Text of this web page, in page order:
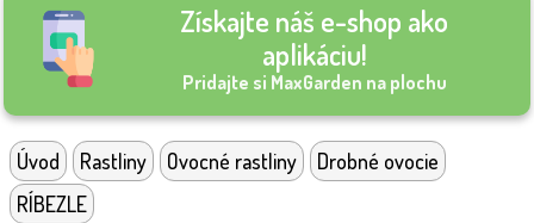
Získajte náš e-shop ako
aplikáciu!
Pridajte si MaxGarden na plochu
Úvod Rastliny Ovocné rastliny
Drobné ovocie
RÍBEZLE